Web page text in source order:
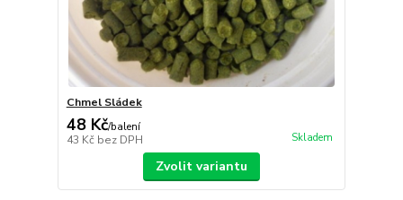
Chmel Sládek
48 Kč/balení
43 Kč bez DPH Skladem
Zvolit variantu